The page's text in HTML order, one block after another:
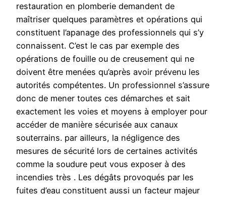
restauration en plomberie demandent de
maîtriser quelques paramètres et opérations qui
constituent l’apanage des professionnels qui s’y
connaissent. C’est le cas par exemple des
opérations de fouille ou de creusement qui ne
doivent être menées qu’après avoir prévenu les
autorités compétentes. Un professionnel s’assure
donc de mener toutes ces démarches et sait
exactement les voies et moyens à employer pour
accéder de manière sécurisée aux canaux
souterrains. par ailleurs, la négligence des
mesures de sécurité lors de certaines activités
comme la soudure peut vous exposer à des
incendies très . Les dégâts provoqués par les
fuites d’eau constituent aussi un facteur majeur